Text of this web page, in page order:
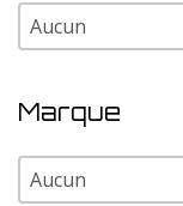
Pays
Pays
Marque
Marque
Marque